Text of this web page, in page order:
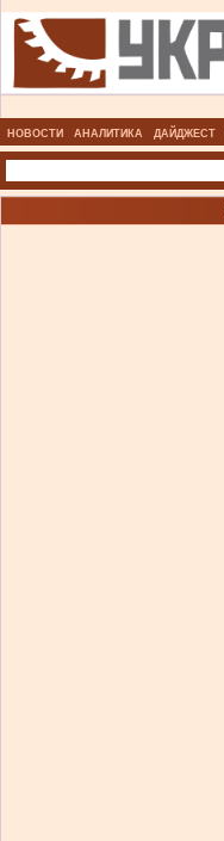
НОВОСТИ АНАЛИТИКА ДАЙДЖЕСТ